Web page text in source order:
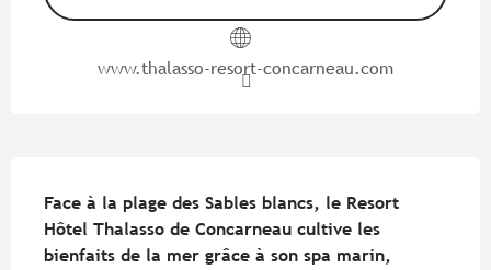
www.thalasso-resort-concarneau.com
Face à la plage des Sables blancs, le Resort
Hôtel Thalasso de Concarneau cultive les
bienfaits de la mer grâce à son spa marin,